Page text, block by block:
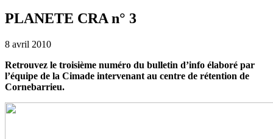
PLANETE CRA n° 3
8 avril 2010
Retrouvez le troisième numéro du bulletin d’info élaboré par
l’équipe de la Cimade intervenant au centre de rétention de
Cornebarrieu.